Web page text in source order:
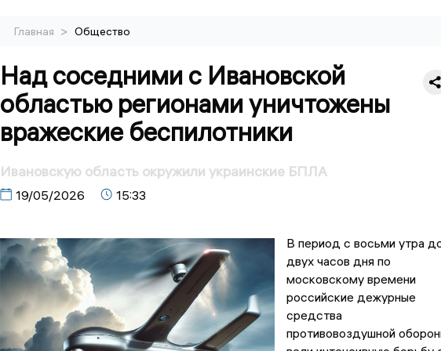
Главная > Общество
Над соседними с Ивановской
областью регионами уничтожены
вражеские беспилотники
Ивановскую область окружили украинские БПЛА
19/05/2026 15:33
В период с восьми утра
двух часов дня по
московскому времени
российские дежурные
средства
противовоздушной